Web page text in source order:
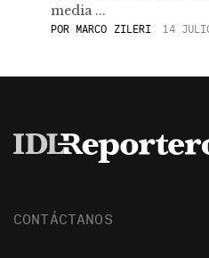
media ...
PORMARCO ZILERI 14
CONTÁCTANOS